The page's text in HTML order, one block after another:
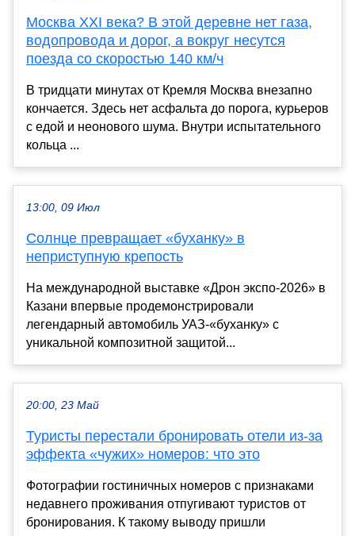
Москва XXI века? В этой деревне нет газа,
водопровода и дорог, а вокруг несутся
поезда со скоростью 140 км/ч
В тридцати минутах от Кремля Москва внезапно
кончается. Здесь нет асфальта до порога, курьеров
с едой и неонового шума. Внутри испытательного
кольца ...
13:00, 09 Июл
Солнце превращает «буханку» в
неприступную крепость
На международной выставке «Дрон экспо-2026» в
Казани впервые продемонстрировали
легендарный автомобиль УАЗ-«буханку» с
уникальной композитной защитой...
20:00, 23 Май
Туристы перестали бронировать отели из-за
эффекта «чужих» номеров: что это
Фотографии гостиничных номеров с признаками
недавнего проживания отпугивают туристов от
бронирования. К такому выводу пришли